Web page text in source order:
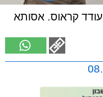
עודד קראוס. אסותא